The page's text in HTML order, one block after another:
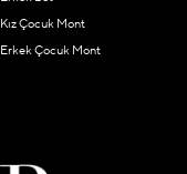
Kız Çocuk Mont
Erkek Çocuk Mont